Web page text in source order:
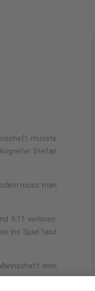
musste
Stefan
muss man
9:11 verloren.
ins Spiel fand
dem